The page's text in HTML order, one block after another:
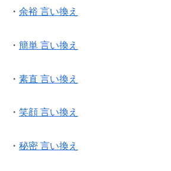
・ 余裕 言い換え
・ 簡単 言い換え
・ 素直 言い換え
・ 笑顔 言い換え
・ 秘密 言い換え